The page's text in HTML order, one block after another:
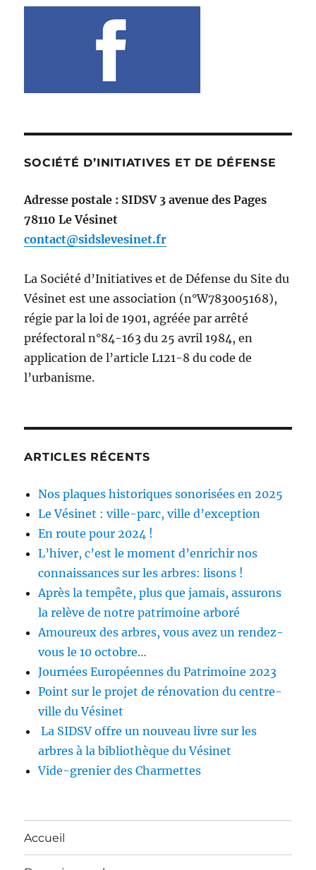
SOCIÉTÉ D’INITIATIVES ET DE DÉFENSE
Adresse postale : SIDSV 3 avenue des Pages
78110 Le Vésinet
contact@sidslevesinet.fr
La Société d’Initiatives et de Défense du Site du
Vésinet est une association (n°W783005168),
régie par la loi de 1901, agréée par arrêté
préfectoral n°84-163 du 25 avril 1984, en
application de l’article L121-8 du code de
l’urbanisme.
ARTICLES RÉCENTS
Nos plaques historiques sonorisées en 2025
Le Vésinet : ville-parc, ville d’exception
En route pour 2024 !
L’hiver, c’est le moment d’enrichir nos
connaissances sur les arbres: lisons !
Après la tempête, plus que jamais, assurons
la relève de notre patrimoine arboré
Amoureux des arbres, vous avez un rendez-
vous le 10 octobre…
Journées Européennes du Patrimoine 2023
Point sur le projet de rénovation du centre-
ville du Vésinet
La SIDSV offre un nouveau livre sur les
arbres à la bibliothèque du Vésinet
Vide-grenier des Charmettes
Accueil